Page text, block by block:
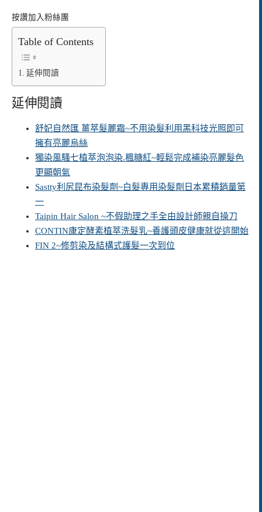
按讚加入粉絲團
Table of Contents
延伸閱讀
延伸閱讀
舒妃自然匯 薑萃髮麗霜~不用染髮利用黑科技光照即可
擁有亮麗烏絲
獨染風騷七植萃泡泡染.楓糖紅~輕鬆完成補染亮麗髮色
更顯朝氣
Sastty利尻昆布染髮劑~白髮專用染髮劑日本累積銷量第
一
Taipin Hair Salon ~不假助理之手全由設計師親自操刀
CONTIN康定酵素植萃洗髮乳~養護頭皮健康就從這開始
FIN 2~修剪染及結構式護髮一次到位